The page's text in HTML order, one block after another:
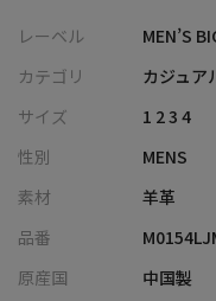
の佇まいを表現したスタジ
ブラックの上質なシープ
しなやかで着心地の良い
ブラックで統一。
象です。
レーベル
MEN’S
カテゴリ
カジュア
サイズ
1 2 3 4
性別
MENS
素材
羊革
品番
原産国
中国製